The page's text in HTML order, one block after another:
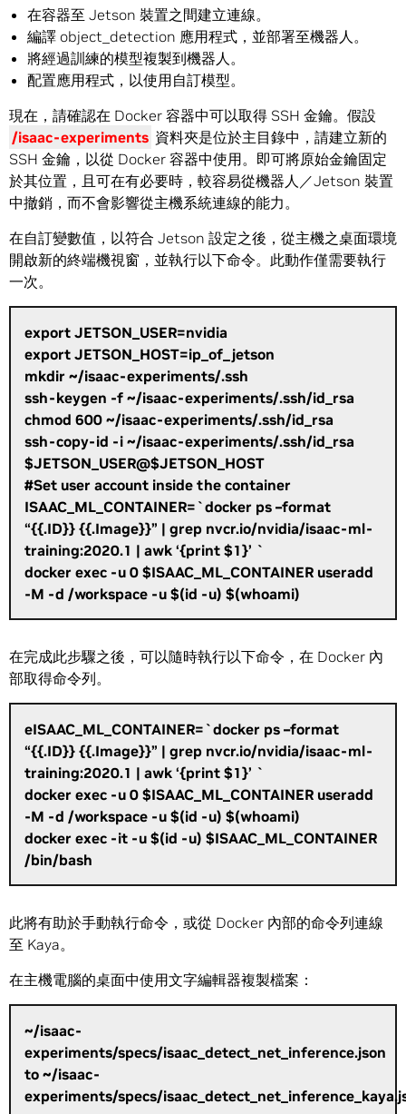
在容器至 Jetson 裝置之間建立連線。
編譯 object_detection 應用程式，並部署至機器人。
將經過訓練的模型複製到機器人。
配置應用程式，以使用自訂模型。
現在，請確認在 Docker 容器中可以取得 SSH 金鑰。假設
/isaac-experiments 資料夾是位於主目錄中，請建立新的
SSH 金鑰，以從 Docker 容器中使用。即可將原始金鑰固定
於其位置，且可在有必要時，較容易從機器人／Jetson 裝置
中撤銷，而不會影響從主機系統連線的能力。
在自訂變數值，以符合 Jetson 設定之後，從主機之桌面環境
開啟新的終端機視窗，並執行以下命令。此動作僅需要執行
一次。
export JETSON_USER=nvidia
export JETSON_HOST=ip_of_jetson
mkdir ~/isaac-experiments/.ssh
ssh-keygen -f ~/isaac-experiments/.ssh/id_rsa
chmod 600 ~/isaac-experiments/.ssh/id_rsa
ssh-copy-id -i ~/isaac-experiments/.ssh/id_rsa
$JETSON_USER@$JETSON_HOST
#Set user account inside the container
ISAAC_ML_CONTAINER=`docker ps –format
“{{.ID}} {{.Image}}” | grep nvcr.io/nvidia/isaac-ml-
training:2020.1 | awk ‘{print $1}’ `
docker exec -u 0 $ISAAC_ML_CONTAINER useradd
-M -d /workspace -u $(id -u) $(whoami)
在完成此步驟之後，可以隨時執行以下命令，在 Docker 內
部取得命令列。
eISAAC_ML_CONTAINER=`docker ps –format
“{{.ID}} {{.Image}}” | grep nvcr.io/nvidia/isaac-ml-
training:2020.1 | awk ‘{print $1}’ `
docker exec -u 0 $ISAAC_ML_CONTAINER useradd
-M -d /workspace -u $(id -u) $(whoami)
docker exec -it -u $(id -u) $ISAAC_ML_CONTAINER
/bin/bash
此將有助於手動執行命令，或從 Docker 內部的命令列連線
至 Kaya。
在主機電腦的桌面中使用文字編輯器複製檔案：
~/isaac-
experiments/specs/isaac_detect_net_inference.json
to ~/isaac-
experiments/specs/